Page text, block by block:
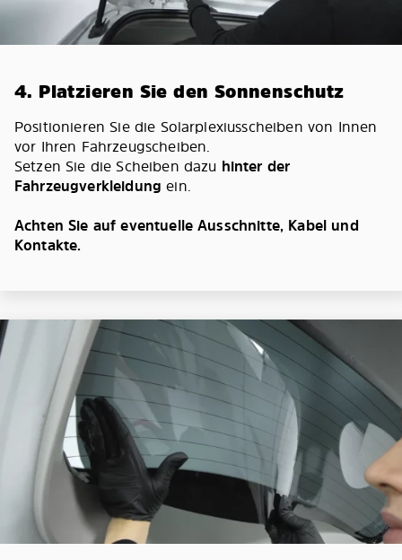
4. Platzieren Sie den Sonnenschutz
Positionieren Sie die Solarplexiusscheiben von Innen
vor Ihren Fahrzeugscheiben.
Setzen Sie die Scheiben dazu hinter der
Fahrzeugverkleidung ein.
Achten Sie auf eventuelle Ausschnitte, Kabel und
Kontakte.